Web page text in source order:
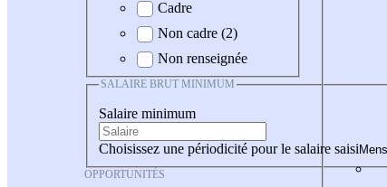
Cadre
Non cadre (2)
Non renseignée
SALAIRE BRUT MINIMUM
Salaire minimum
Choisissez une périodicité pour le salaire saisi
OPPORTUNITÉS